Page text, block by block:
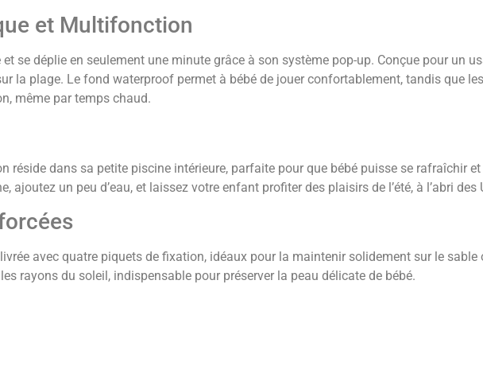
et Multifonction
se déplie en seulement une minute grâce à son système pop-up. Conçue pour un
la plage. Le fond waterproof permet à bébé de jouer confortablement, tandis que
même par temps chaud.
réside dans sa petite piscine intérieure, parfaite pour que bébé puisse se rafraîchir et
un peu d’eau, et laissez votre enfant profiter des plaisirs de l’été, à l’abri des
avec quatre piquets de fixation, idéaux pour la maintenir solidement sur le sable
rayons du soleil, indispensable pour préserver la peau délicate de bébé.